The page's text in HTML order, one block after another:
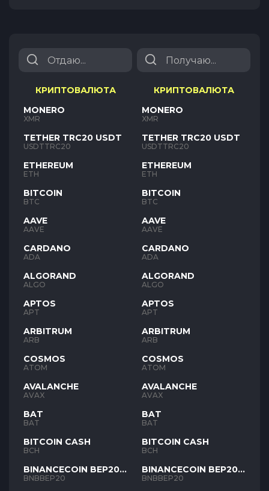
КРИПТОВАЛЮТА
MONERO
XMR
TETHER TRC20 USDT
USDTTRC20
ETHEREUM
ETH
BITCOIN
BTC
AAVE
AAVE
CARDANO
ADA
ALGORAND
ALGO
APTOS
APT
ARBITRUM
ARB
COSMOS
ATOM
AVALANCHE
AVAX
BAT
BAT
BITCOIN CASH
BCH
BINANCECOIN BEP20
BNB
BNBBEP20
КРИПТОВАЛЮТА
MONERO
XMR
TETHER TRC20 USDT
USDTTRC20
ETHEREUM
ETH
BITCOIN
BTC
AAVE
AAVE
CARDANO
ADA
ALGORAND
ALGO
APTOS
APT
ARBITRUM
ARB
COSMOS
ATOM
AVALANCHE
AVAX
BAT
BAT
BITCOIN CASH
BCH
BINANCECOIN BEP20
BNB
BNBBEP20